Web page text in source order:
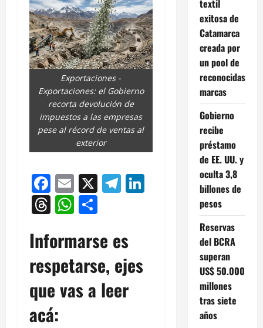
Exportaciones -
Exportaciones: el Gobierno
recorta devolución de
impuestos a las empresas
pese al récord de ventas al
exterior
Facebook
Email
X Telegram
LinkedIn
Threads
WhatsApp
Informarse es
respetarse, ejes
que vas a leer
acá:
textil
exitosa de
Catamarca
creada por
un pool de
reconocidas
marcas
Gobierno
recibe
préstamo
de EE. UU. y
oculta 3,8
billones de
pesos
Reservas
del BCRA
superan
US$ 50.000
millones
tras siete
años